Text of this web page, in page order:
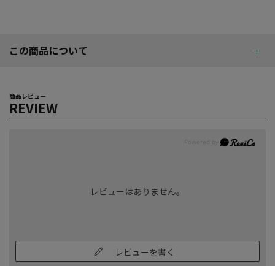
この商品について
商品レビュー
REVIEW
レビューはありません。
レビューを書く